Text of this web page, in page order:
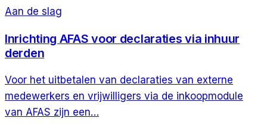
Aan de slag
Inrichting AFAS voor declaraties via inhuur
derden
Voor het uitbetalen van declaraties van externe
medewerkers en vrijwilligers via de inkoopmodule
van AFAS zijn een…